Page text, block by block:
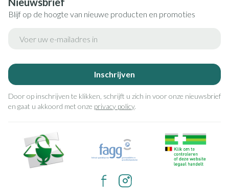
Blijf op de hoogte van nieuwe producten en promoties
Inschrijven
Door op inschrijven te klikken, schrijft u zich in voor onze nieuwsbrief
en gaat u akkoord met onze privacy policy.